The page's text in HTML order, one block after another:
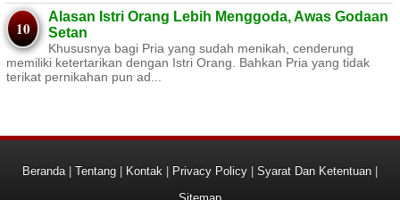
Alasan Istri Orang Lebih Menggoda, Awas Godaan
Setan
Khususnya bagi Pria yang sudah menikah, cenderung
memiliki ketertarikan dengan Istri Orang. Bahkan Pria yang tidak
terikat pernikahan pun ad...
Beranda | Tentang | Kontak | Privacy Policy | Syarat Dan Ketentuan |